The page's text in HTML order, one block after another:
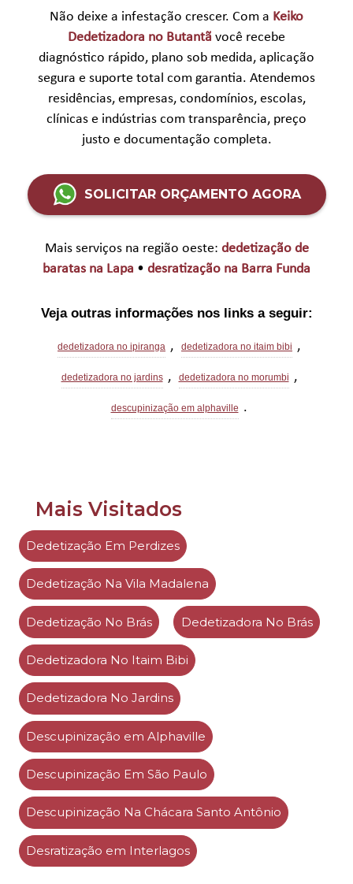
Não deixe a infestação crescer. Com a Keiko
Dedetizadora no Butantã você recebe
diagnóstico rápido, plano sob medida, aplicação
segura e suporte total com garantia. Atendemos
residências, empresas, condomínios, escolas,
clínicas e indústrias com transparência, preço
justo e documentação completa.
SOLICITAR ORÇAMENTO AGORA
Mais serviços na região oeste: dedetização de
baratas na Lapa • desratização na Barra Funda
Veja outras informações nos links a seguir:
dedetizadora no ipiranga , dedetizadora no itaim bibi ,
dedetizadora no jardins , dedetizadora no morumbi ,
descupinização em alphaville .
Mais Visitados
Dedetização Em Perdizes
Dedetização Na Vila Madalena
Dedetização No Brás Dedetizadora No Brás
Dedetizadora No Itaim Bibi
Dedetizadora No Jardins
Descupinização em Alphaville
Descupinização Em São Paulo
Descupinização Na Chácara Santo Antônio
Desratização em Interlagos